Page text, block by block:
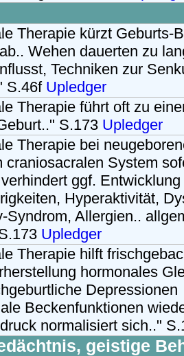
Therapie kürzt Geburts-
Wehen dauerten zu
Techniken zur
S.46f Upledger
Therapie führt oft zu
S.173 Upledger
Therapie bei
craniosacralen System
ggf.
Hyperaktivität,
Syndrom, Allergien..
Upledger
Therapie hilft
hormonales
Depressionen
Beckenfunktionen
normalisiert sich.."
geistige